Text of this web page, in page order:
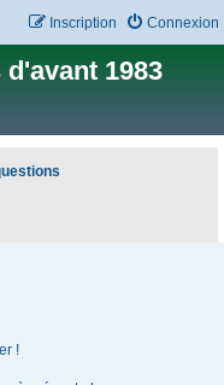
Connexion
Inscription
1983
!